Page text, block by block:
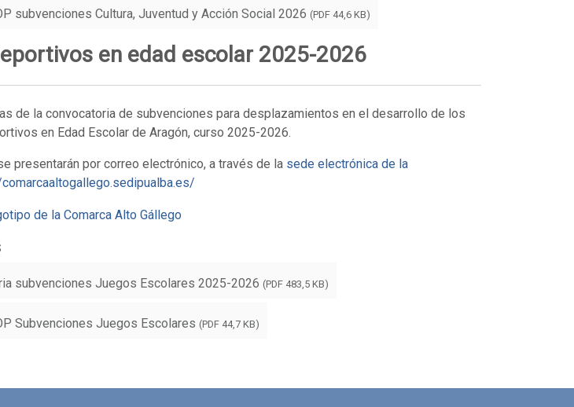
subvenciones Cultura, Juventud y Acción Social 2026 (PDF 44,6 KB)
en edad escolar 2025-2026
de la convocatoria de subvenciones para desplazamientos en el desarrollo de los
en Edad Escolar de Aragón, curso 2025-2026.
presentarán por correo electrónico, a través de la sede electrónica de la
de la Comarca Alto Gállego
subvenciones Juegos Escolares 2025-2026 (PDF 483,5 KB)
Subvenciones Juegos Escolares (PDF 44,7 KB)